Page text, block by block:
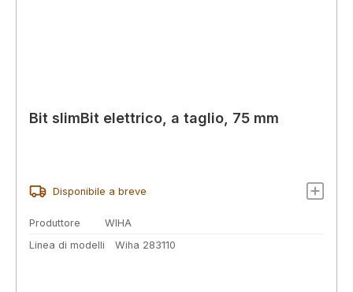
Bit slimBit elettrico, a taglio, 75 mm
Disponibile a breve
Produttore
WIHA
Linea di modelli
Wiha 283110